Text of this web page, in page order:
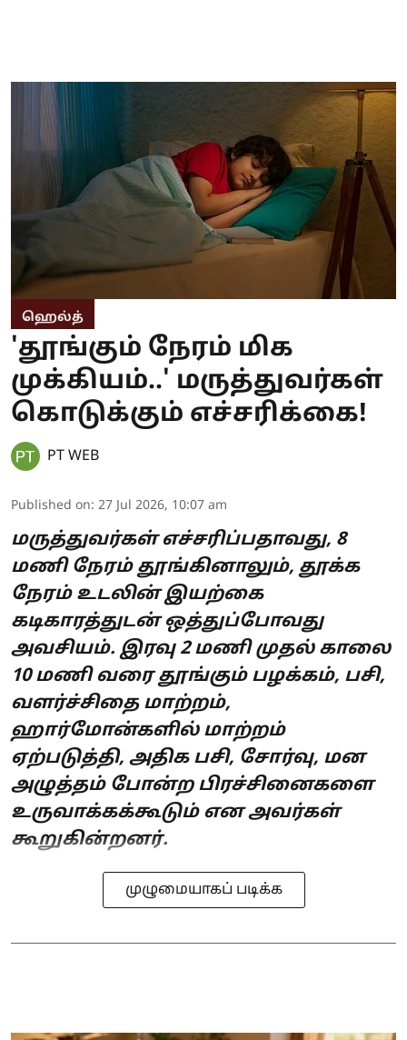
ஹெல்த்
'தூங்கும் நேரம் மிக
முக்கியம்..' மருத்துவர்கள்
கொடுக்கும் எச்சரிக்கை!
PT WEB
Published on: 27 Jul 2026, 10:07 am
மருத்துவர்கள் எச்சரிப்பதாவது, 8
மணி நேரம் தூங்கினாலும், தூக்க
நேரம் உடலின் இயற்கை
கடிகாரத்துடன் ஒத்துப்போவது
அவசியம். இரவு 2 மணி முதல் காலை
10 மணி வரை தூங்கும் பழக்கம், பசி,
வளர்ச்சிதை மாற்றம்,
ஹார்மோன்களில் மாற்றம்
ஏற்படுத்தி, அதிக பசி, சோர்வு, மன
அழுத்தம் போன்ற பிரச்சினைகளை
உருவாக்கக்கூடும் என அவர்கள்
கூறுகின்றனர்.
முழுமையாகப் படிக்க